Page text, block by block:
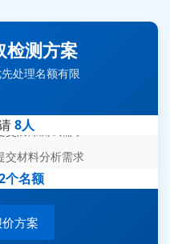
检测方案
处理名额有限
8人
并网/涉网试验需求
防爆测试需求
材料分析需求
无人机测试需求
器人测试需求
个名额
方案